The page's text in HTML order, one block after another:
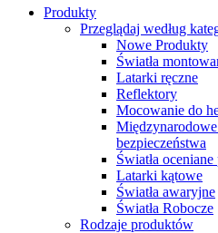
Produkty
Przeglądaj według
Nowe Produkty
Światła
Latarki ręczne
Reflektory
Mocowanie do
Międzynarodowe
bezpieczeństwa
Światła
Latarki kątowe
Światła awaryjne
Światła Robocze
Rodzaje produktów